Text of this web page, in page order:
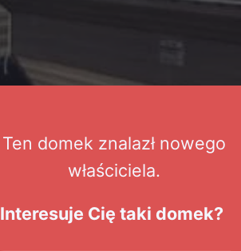
Ten domek znalazł nowego
właściciela.
Interesuje Cię taki domek?